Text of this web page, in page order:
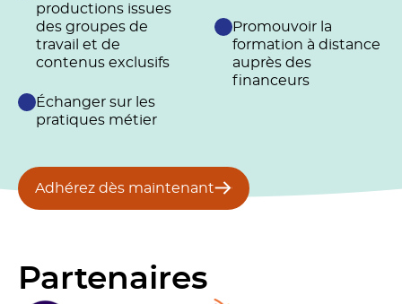
productions issues
des groupes de
travail et de
contenus exclusifs
Échanger sur les
pratiques métier
Promouvoir la
formation à distance
auprès des
financeurs
Adhérez dès maintenant
Partenaires